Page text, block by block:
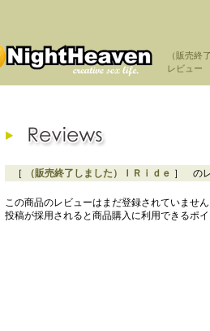
（販売終
レビュー
［ （販売終了しました）ＩＲｉｄｅ ］ の
この商品のレビューはまだ登録されていませ
投稿が採用されると商品購入に利用できるポ